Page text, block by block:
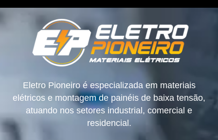
Eletro Pioneiro é especializada em materiais
elétricos e montagem de painéis de baixa tensão,
atuando nos setores industrial, comercial e
residencial.